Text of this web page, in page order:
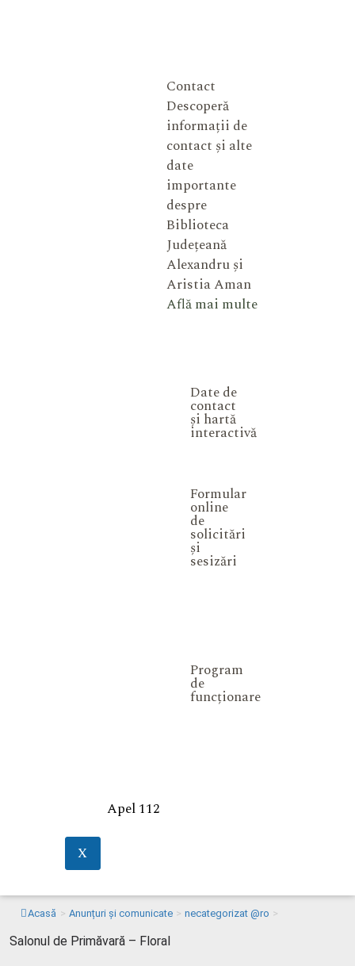
Contact
Descoperă
informații de
contact și alte
date
importante
despre
Biblioteca
Județeană
Alexandru și
Aristia Aman
Află mai multe
Date de
contact
și hartă
interactivă
Formular
online
de
solicitări
și
sesizări
Program
de
funcționare
Apel 112
X
Acasă > Anunțuri și comunicate > necategorizat @ro >
Salonul de Primăvară – Floral